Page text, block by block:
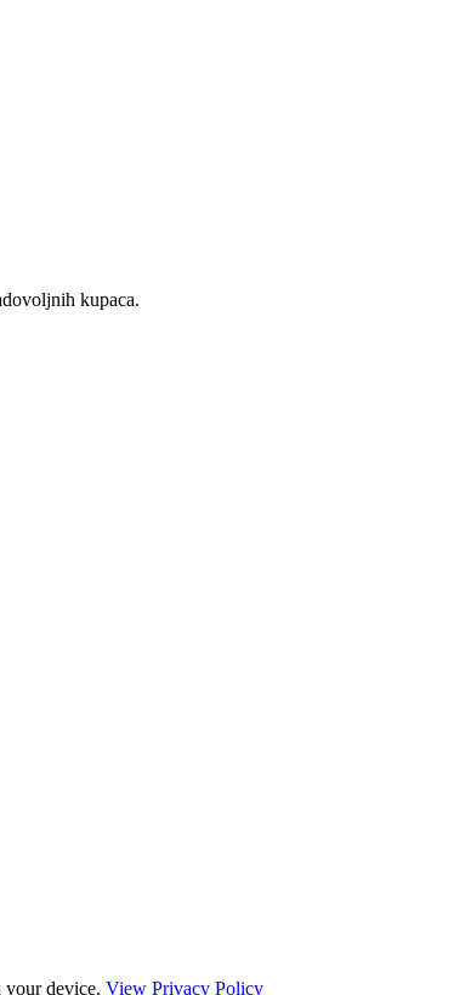
kupaca.
your device. View Privacy Policy